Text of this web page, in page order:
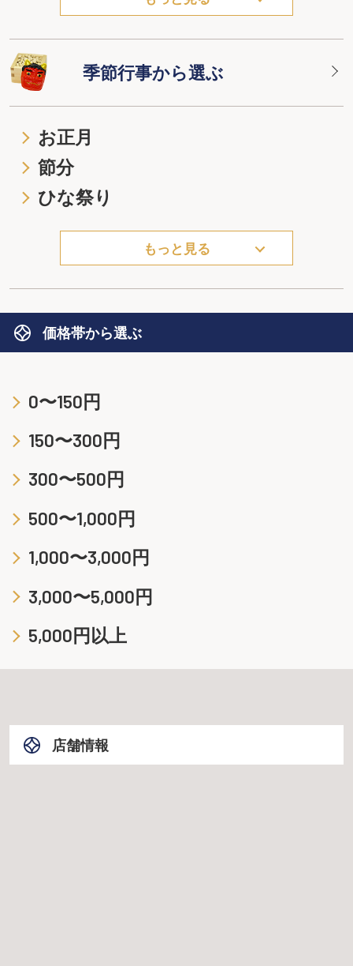
季節行事から選ぶ
お正月
節分
ひな祭り
もっと見る
価格帯から選ぶ
0〜150円
150〜300円
300〜500円
500〜1,000円
1,000〜3,000円
3,000〜5,000円
5,000円以上
店舗情報